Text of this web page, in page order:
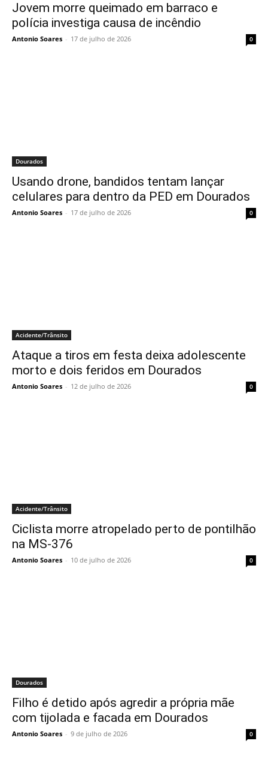
Jovem morre queimado em barraco e
polícia investiga causa de incêndio
Antonio Soares - 17 de julho de 2026 0
Dourados
Usando drone, bandidos tentam lançar
celulares para dentro da PED em Dourados
Antonio Soares - 17 de julho de 2026 0
Acidente/Trânsito
Ataque a tiros em festa deixa adolescente
morto e dois feridos em Dourados
Antonio Soares - 12 de julho de 2026 0
Acidente/Trânsito
Ciclista morre atropelado perto de pontilhão
na MS-376
Antonio Soares - 10 de julho de 2026 0
Dourados
Filho é detido após agredir a própria mãe
com tijolada e facada em Dourados
Antonio Soares - 9 de julho de 2026 0